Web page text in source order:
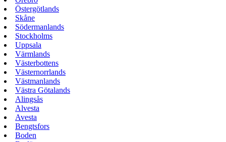
Östergötlands
Skåne
Södermanlands
Stockholms
Uppsala
Värmlands
Västerbottens
Västernorrlands
Västmanlands
Västra Götalands
Alingsås
Alvesta
Avesta
Bengtsfors
Boden